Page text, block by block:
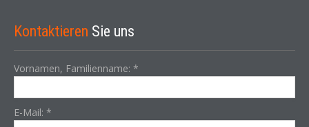
Kontaktieren Sie uns
Vornamen, Familienname: *
E-Mail: *